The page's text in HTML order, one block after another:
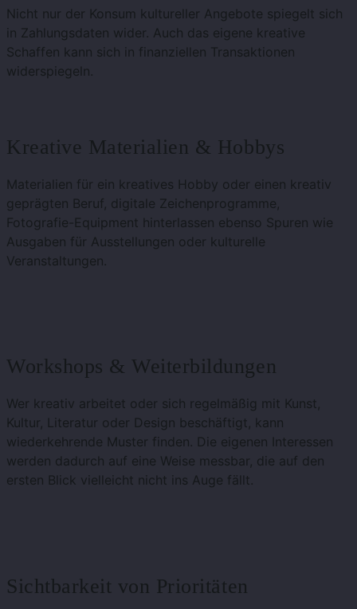
Nicht nur der Konsum kultureller Angebote spiegelt sich
in Zahlungsdaten wider. Auch das eigene kreative
Schaffen kann sich in finanziellen Transaktionen
widerspiegeln.
Kreative Materialien & Hobbys
Materialien für ein kreatives Hobby oder einen kreativ
geprägten Beruf, digitale Zeichenprogramme,
Fotografie-Equipment hinterlassen ebenso Spuren wie
Ausgaben für Ausstellungen oder kulturelle
Veranstaltungen.
Workshops & Weiterbildungen
Wer kreativ arbeitet oder sich regelmäßig mit Kunst,
Kultur, Literatur oder Design beschäftigt, kann
wiederkehrende Muster finden. Die eigenen Interessen
werden dadurch auf eine Weise messbar, die auf den
ersten Blick vielleicht nicht ins Auge fällt.
Sichtbarkeit von Prioritäten